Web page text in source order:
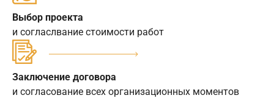
Выбор проекта
и согласлвание стоимости работ
Заключение договора
и согласование всех организационных моментов